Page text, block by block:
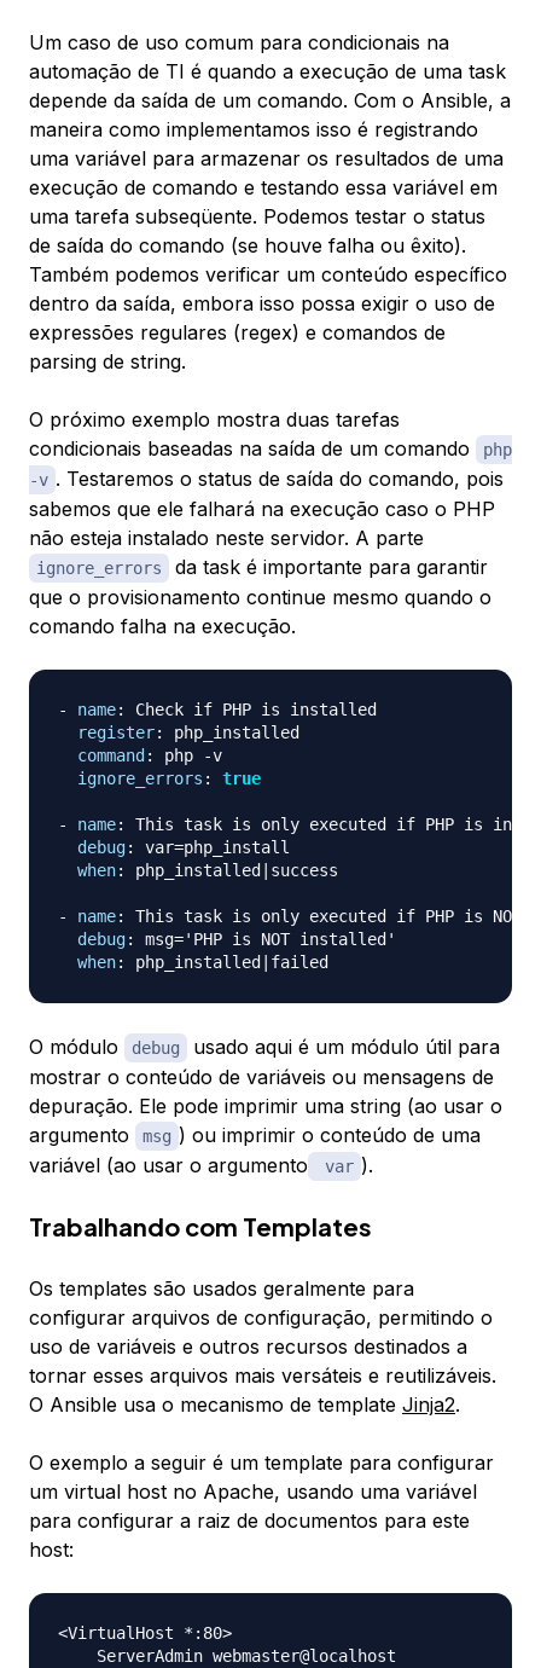
Um caso de uso comum para condicionais na
automação de TI é quando a execução de uma task
depende da saída de um comando. Com o Ansible, a
maneira como implementamos isso é registrando
uma variável para armazenar os resultados de uma
execução de comando e testando essa variável em
uma tarefa subseqüente. Podemos testar o status
de saída do comando (se houve falha ou êxito).
Também podemos verificar um conteúdo específico
dentro da saída, embora isso possa exigir o uso de
expressões regulares (regex) e comandos de
parsing de string.
O próximo exemplo mostra duas tarefas
condicionais baseadas na saída de um comando
php
-v . Testaremos o status de saída do comando, pois
sabemos que ele falhará na execução caso o PHP
não esteja instalado neste servidor. A parte
ignore_errors
da task é importante para garantir
que o provisionamento continue mesmo quando o
comando falha na execução.
- name:
Check if PHP is installed
register:
php_installed
command : php -v
ignore_errors : true
- name:
This task is only executed if PHP is
debug:
var=php_install
when: php_installed success
- name:
This task is only executed if PHP is NOT
debug:
msg='PHP is NOT installed'
when: php_installed
O módulo debug
usado aqui é um módulo útil para
mostrar o conteúdo de variáveis ou mensagens de
depuração. Ele pode imprimir uma string (ao usar o
argumento
msg ) ou imprimir o conteúdo de uma
variável (ao usar o argumento
var ).
Trabalhando com Templates
Os templates são usados geralmente para
configurar arquivos de configuração, permitindo o
uso de variáveis e outros recursos destinados a
tornar esses arquivos mais versáteis e reutilizáveis.
O Ansible usa o mecanismo de template Jinja2.
O exemplo a seguir é um template para configurar
um virtual host no Apache, usando uma variável
para configurar a raiz de documentos para este
host:
<VirtualHost *:80>
    ServerAdmin webmaster@localhost